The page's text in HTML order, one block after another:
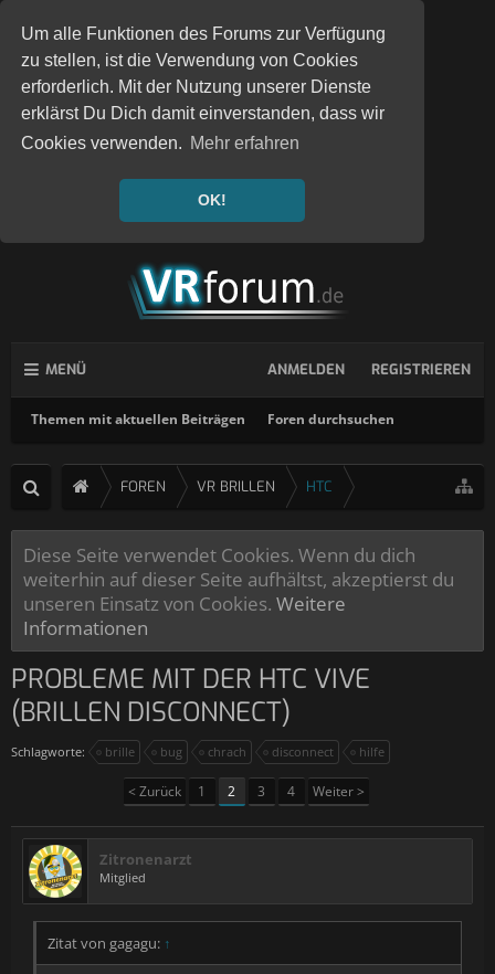
Um alle Funktionen des Forums zur Verfügung
zu stellen, ist die Verwendung von Cookies
erforderlich. Mit der Nutzung unserer Dienste
erklärst Du Dich damit einverstanden, dass wir
Cookies verwenden. Mehr erfahren
OK!
MENÜ
Themen mit aktuellen Beiträgen Foren durchsuchen
ANMELDEN REGISTRIEREN
FOREN VR BRILLEN HTC
Diese Seite verwendet Cookies. Wenn du dich
weiterhin auf dieser Seite aufhältst, akzeptierst du
unseren Einsatz von Cookies. Weitere
Informationen
PROBLEME MIT DER HTC VIVE
(BRILLEN DISCONNECT)
Schlagworte: brille bug chrach disconnect hilfe
< Zurück 1 2 3 4 Weiter >
Zitronenarzt
Mitglied
Zitat von gagagu: ↑